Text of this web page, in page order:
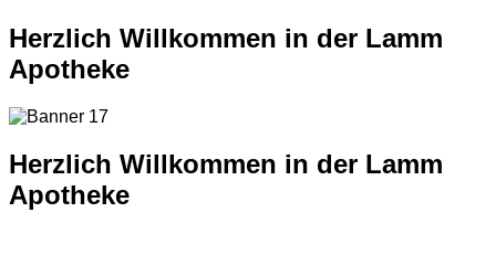
Herzlich Willkommen in der Lamm
Apotheke
Herzlich Willkommen in der Lamm
Apotheke